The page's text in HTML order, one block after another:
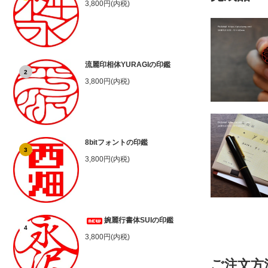
3,800円(内税)
2
流麗印相体YURAGIの印鑑
3,800円(内税)
3
8bitフォントの印鑑
3,800円(内税)
4
婉麗行書体SUIの印鑑
3,800円(内税)
ご注文方